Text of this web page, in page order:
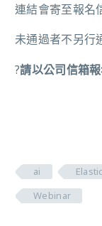
連結會寄至報名
未通過者不另行
?請以公司信箱
ai Elastic
Webinar